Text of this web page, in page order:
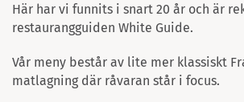
Här har vi funnits i snart 20 år och är
restaurangguiden White Guide.
Vår meny består av lite mer klassiskt
matlagning där råvaran står i focus.